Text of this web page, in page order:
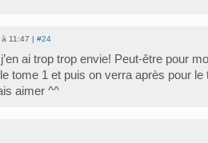
11:47 | #24
ai trop trop envie! Peut-être pour
le tome 1 et puis on verra après pour
aimer ^^